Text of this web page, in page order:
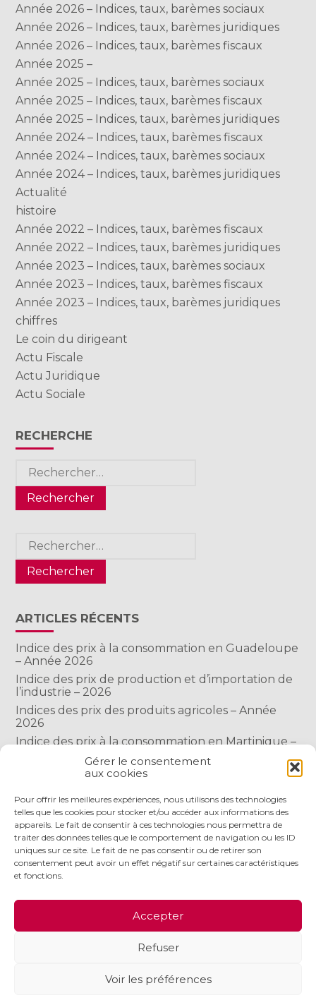
Gérer le consentement
aux cookies
Pour offrir les meilleures expériences, nous utilisons des technologies
telles que les cookies pour stocker et/ou accéder aux informations des
appareils. Le fait de consentir à ces technologies nous permettra de
traiter des données telles que le comportement de navigation ou les ID
uniques sur ce site. Le fait de ne pas consentir ou de retirer son
consentement peut avoir un effet négatif sur certaines caractéristiques
et fonctions.
Accepter
Refuser
Voir les préférences
Année 2026 – Indices, taux, barèmes sociaux
Année 2026 – Indices, taux, barèmes juridiques
Année 2026 – Indices, taux, barèmes fiscaux
Année 2025 –
Année 2025 – Indices, taux, barèmes sociaux
Année 2025 – Indices, taux, barèmes fiscaux
Année 2025 – Indices, taux, barèmes juridiques
Année 2024 – Indices, taux, barèmes fiscaux
Année 2024 – Indices, taux, barèmes sociaux
Année 2024 – Indices, taux, barèmes juridiques
Actualité
histoire
Année 2022 – Indices, taux, barèmes fiscaux
Année 2022 – Indices, taux, barèmes juridiques
Année 2023 – Indices, taux, barèmes sociaux
Année 2023 – Indices, taux, barèmes fiscaux
Année 2023 – Indices, taux, barèmes juridiques
chiffres
Le coin du dirigeant
Actu Fiscale
Actu Juridique
Actu Sociale
RECHERCHE
Rechercher :
Rechercher :
ARTICLES RÉCENTS
Indice des prix à la consommation en Guadeloupe
– Année 2026
Indice des prix de production et d’importation de
l’industrie – 2026
Indices des prix des produits agricoles – Année
2026
Indice des prix à la consommation en Martinique –
Indice des prix à la consommation à Mayotte –
COMMENTAIRES RÉCENTS
NOS SERVICES
ACTUALITÉS
RECRUTEMENT CONTACT
MENTIONS LÉGALES